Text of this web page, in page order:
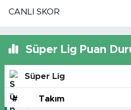
CANLI SKOR
Süper Lig Puan
Süper Lig
# Takım